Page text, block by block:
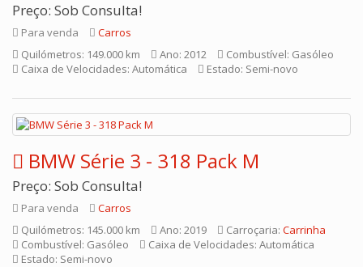
Preço: Sob Consulta!
Para venda
Carros
Quilómetros: 149.000 km
Ano: 2012
Combustível: Gasóleo
Caixa de Velocidades: Automática
Estado: Semi-novo
BMW Série 3 - 318 Pack M
Preço: Sob Consulta!
Para venda
Carros
Quilómetros: 145.000 km
Ano: 2019 Carroçaria: Carrinha
Combustível: Gasóleo
Caixa de Velocidades: Automática
Estado: Semi-novo